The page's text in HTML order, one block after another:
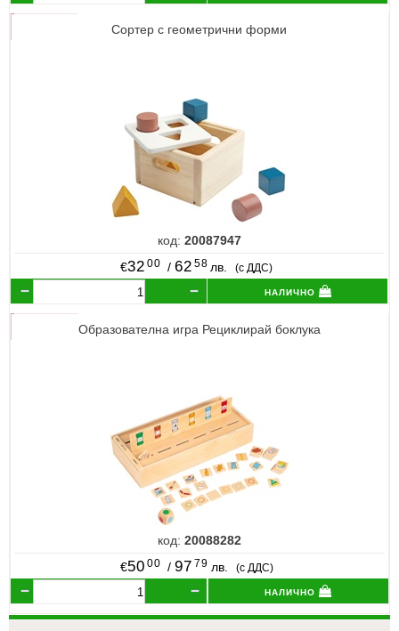
Сортер с геометрични форми
код: 20087947
€32 00 / 62 58 лв. (с ДДС)
налично
Образователна игра Рециклирай боклука
код: 20088282
€50 00 /97 79 лв. (с ДДС)
налично